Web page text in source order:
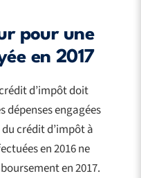
pour une
en 2017
d’impôt doit
dépenses engagées
crédit d’impôt à
en 2016 ne
en 2017.